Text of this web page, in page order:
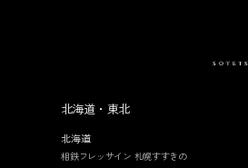
北海道・東北
北海道
相鉄フレッサイン 札幌すすきの